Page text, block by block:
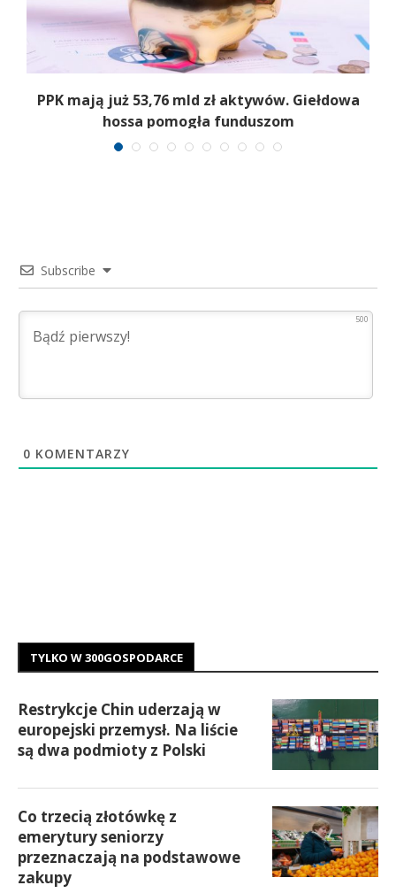
PPK mają już 53,76 mld zł aktywów. Giełdowa
hossa pomogła funduszom
Subscribe
500
0 KOMENTARZY
TYLKO W 300GOSPODARCE
Restrykcje Chin uderzają w
europejski przemysł. Na liście
są dwa podmioty z Polski
Co trzecią złotówkę z
emerytury seniorzy
przeznaczają na podstawowe
zakupy